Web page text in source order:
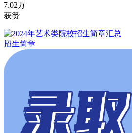
7.02万
获赞
招生简章